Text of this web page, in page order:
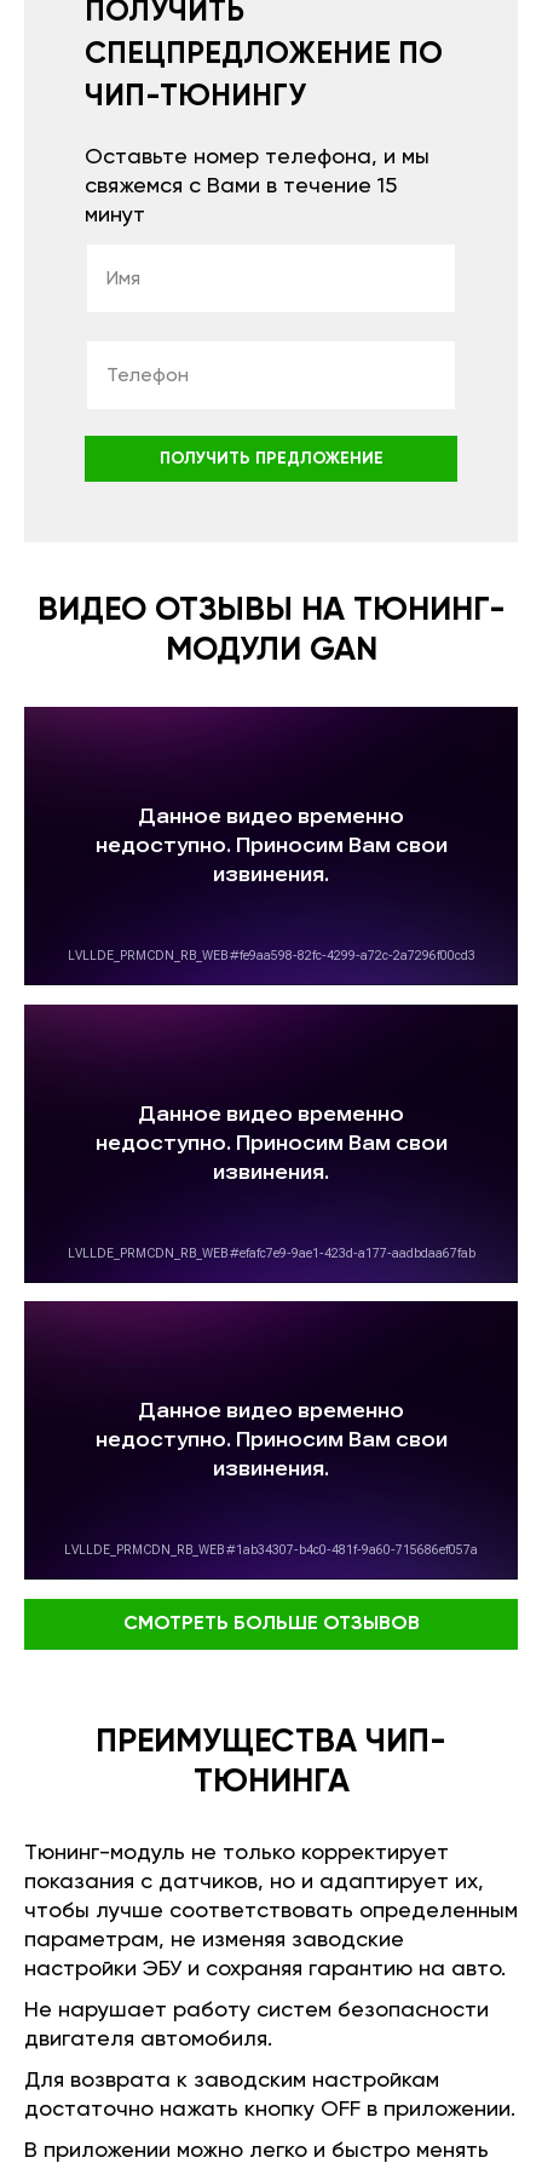
ПОЛУЧИТЬ
СПЕЦПРЕДЛОЖЕНИЕ ПО
ЧИП-ТЮНИНГУ
Оставьте номер телефона, и мы
свяжемся с Вами в течение 15
минут
ПОЛУЧИТЬ ПРЕДЛОЖЕНИЕ
ВИДЕО ОТЗЫВЫ НА ТЮНИНГ-
МОДУЛИ GAN
СМОТРЕТЬ БОЛЬШЕ ОТЗЫВОВ
ПРЕИМУЩЕСТВА ЧИП-
ТЮНИНГА
Тюнинг-модуль не только корректирует
показания с датчиков, но и адаптирует их,
чтобы лучше соответствовать определенным
параметрам, не изменяя заводские
настройки ЭБУ и сохраняя гарантию на авто.
Не нарушает работу систем безопасности
двигателя автомобиля.
Для возврата к заводским настройкам
достаточно нажать кнопку OFF в приложении.
В приложении можно легко и быстро менять